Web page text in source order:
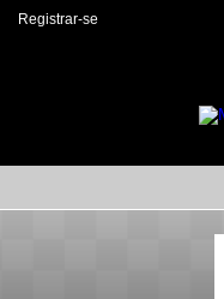
Registrar-se